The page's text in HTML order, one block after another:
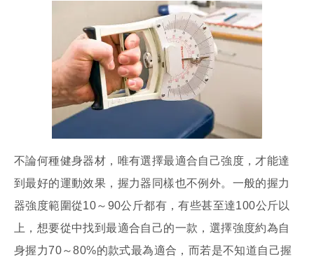
不論何種健身器材，唯有選擇最適合自己強度，才能達
到最好的運動效果，握力器同樣也不例外。一般的握力
器強度範圍從10～90公斤都有，有些甚至達100公斤以
上，想要從中找到最適合自己的一款，選擇強度約為自
身握力70～80%的款式最為適合，而若是不知道自己握